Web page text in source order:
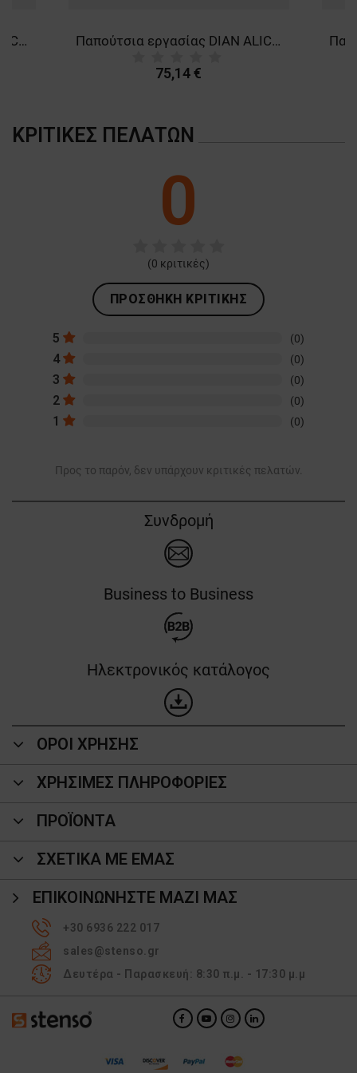
Παπούτσια εργασίας DIAN ALICANTE GREY/WHITE O1 FO SRC 3533 Παπούτσια εργασίας DIAN ALICANTE LIGHT BLUE/WHITE O1 FO SRC 3534
75,14 €
ΚΡΙΤΙΚΈΣ ΠΕΛΑΤΏΝ
0
(0 κριτικές)
ΠΡΟΣΘΉΚΗ ΚΡΙΤΙΚΉΣ
5 (0)
4 (0)
3 (0)
2 (0)
1 (0)
Προς το παρόν, δεν υπάρχουν κριτικές πελατών.
Συνδρομή
Business to Business
Ηλεκτρονικός κατάλογος
ΟΡΟΙ ΧΡΗΣΗΣ
ΧΡΗΣΙΜΕΣ ΠΛΗΡΟΦΟΡΙΕΣ
ΠΡΟΪΌΝΤΑ
ΣΧΕΤΙΚΑ ΜΕ ΕΜΑΣ
ΕΠΙΚΟΙΝΩΝΉΣΤΕ ΜΑΖΊ ΜΑΣ
+30 6936 222 017
sales@stenso.gr
Δευτέρα - Παρασκευή: 8:30 π.μ. - 17:30 μ.μ